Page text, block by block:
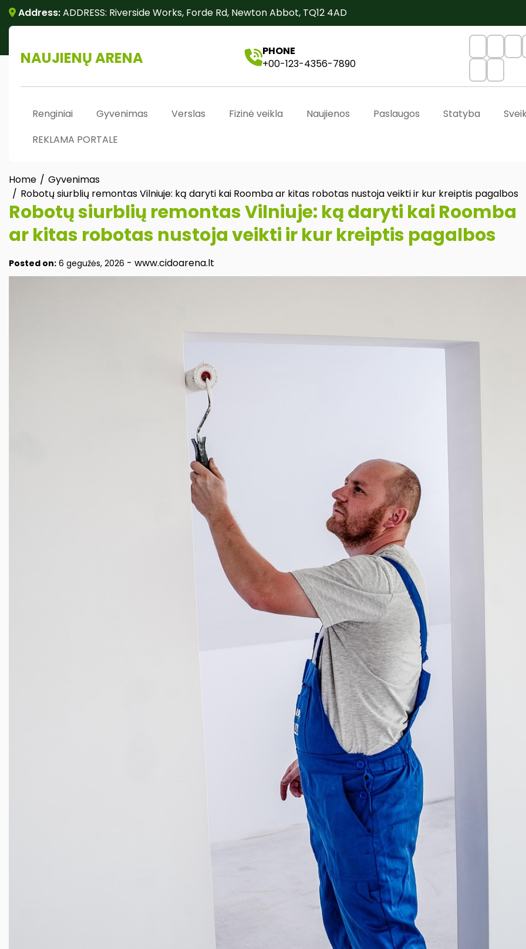
Skip
content
Address:ADDRESS: Riverside Works, Forde Rd, Newton Abbot, TQ12 4AD
NAUJIENŲ ARENA
PHONE
+00-123-4356-7890
Renginiai Gyvenimas Verslas Fizinė veikla Naujienos Paslaugos Statyba
REKLAMA PORTALE
Home
Gyvenimas
Robotų siurblių remontas Vilniuje: ką daryti kai Roomba ar kitas robotas nustoja veikti ir kur kreiptis pagalbos
Robotų siurblių remontas Vilniuje: ką daryti kai Roomba
ar kitas robotas nustoja veikti ir kur kreiptis pagalbos
Posted on: 6 gegužės, 2026 - www.cidoarena.lt